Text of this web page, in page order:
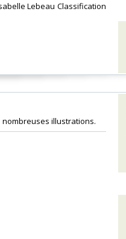
Lebeau Classification
nombreuses illustrations.